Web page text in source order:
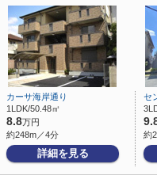
カーサ海岸通り
1LDK/50.48㎡
8.8万円
約248m／4分
詳細を見る
セ
約